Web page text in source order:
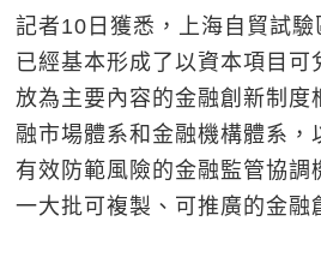
記者10日獲悉，上海自貿試驗
已經基本形成了以資本項目可
放為主要內容的金融創新制度
融市場體系和金融機構體系，
有效防範風險的金融監管協調
一大批可複製、可推廣的金融